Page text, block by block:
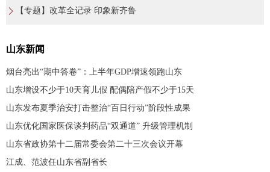
【专题】改革全记录 印象新齐鲁
山东新闻
烟台亮出“期中答卷”：上半年GDP增速领跑山东
山东增设不少于10天育儿假 配偶陪产假不少于15天
山东发布夏季治安打击整治“百日行动”阶段性成果
山东优化国家医保谈判药品“双通道” 升级管理机制
山东省政协第十二届常委会第二十三次会议开幕
江成、范波任山东省副省长